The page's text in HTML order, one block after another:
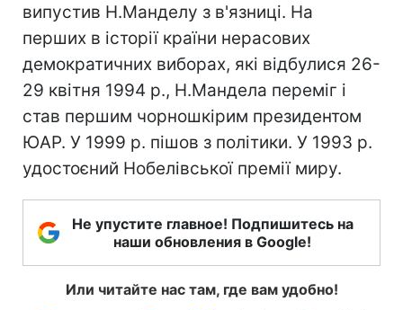
випустив Н.Манделу з в'язниці. На
перших в історії країни нерасових
демократичних виборах, які відбулися 26-
29 квітня 1994 р., Н.Мандела переміг і
став першим чорношкірим президентом
ЮАР. У 1999 р. пішов з політики. У 1993 р.
удостоєний Нобелівської премії миру.
Не упустите главное! Подпишитесь на
наши обновления в Google!
Или читайте нас там, где вам удобно!